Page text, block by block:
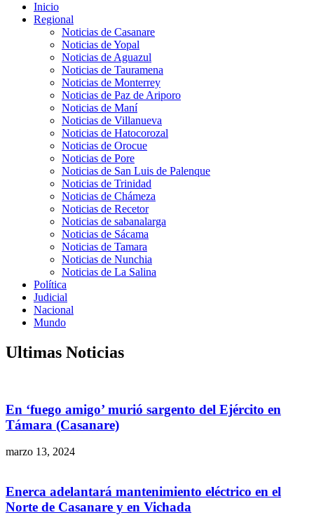
Inicio
Regional
Noticias de Casanare
Noticias de Yopal
Noticias de Aguazul
Noticias de Tauramena
Noticias de Monterrey
Noticias de Paz de Ariporo
Noticias de Maní
Noticias de Villanueva
Noticias de Hatocorozal
Noticias de Orocue
Noticias de Pore
Noticias de San Luis de Palenque
Noticias de Trinidad
Noticias de Chámeza
Noticias de Recetor
Noticias de sabanalarga
Noticias de Sácama
Noticias de Tamara
Noticias de Nunchia
Noticias de La Salina
Política
Judicial
Nacional
Mundo
Ultimas Noticias
En ‘fuego amigo’ murió sargento del Ejército en
Támara (Casanare)
marzo 13, 2024
Enerca adelantará mantenimiento eléctrico en el
Norte de Casanare y en Vichada